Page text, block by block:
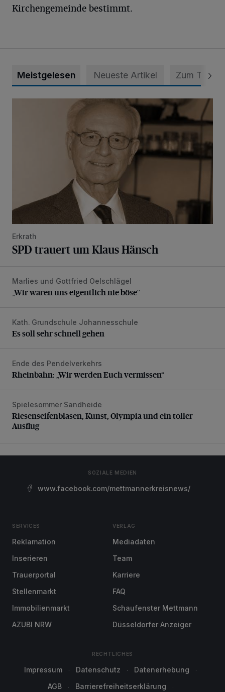
Kirchengemeinde bestimmt.
Meistgelesen Neueste Artikel Zum Thema
SPD trauert um Klaus Hänsch
Erkrath
SPD trauert um Klaus Hänsch
„Wir waren uns eigentlich nie böse“
Marlies und Gottfried Oelschlägel
„Wir waren uns eigentlich nie böse“
Es soll sehr schnell gehen
Kath. Grundschule Johannesschule
Es soll sehr schnell gehen
Rheinbahn: „Wir werden Euch vermissen“
Ende des Pendelverkehrs
Rheinbahn: „Wir werden Euch vermissen“
Riesenseifenblasen, Kunst, Olympia und ein toller Ausflug
Spielesommer Sandheide
Riesenseifenblasen, Kunst, Olympia und ein toller
Ausflug
SOZIALE MEDIEN
www.facebook.com/mettmannerkreisnews/
SERVICES
Reklamation
Inserieren
Trauerportal
Stellenmarkt
Immobilienmarkt
AZUBI NRW
VERLAG
Mediadaten
Team
Karriere
FAQ
Schaufenster Mettmann
Düsseldorfer Anzeiger
RECHTLICHES
Impressum Datenschutz
Datenerhebung
AGB
Barrierefreiheitserklärung